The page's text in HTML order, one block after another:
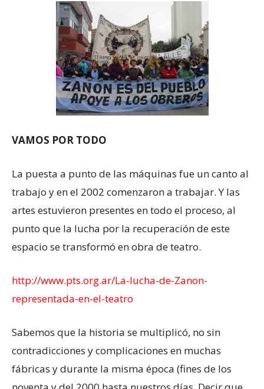
VAMOS POR TODO
La puesta a punto de las máquinas fue un canto al
trabajo y en el 2002 comenzaron a trabajar. Y las
artes estuvieron presentes en todo el proceso, al
punto que la lucha por la recuperación de este
espacio se transformó en obra de teatro.
http://www.pts.org.ar/La-lucha-de-Zanon-
representada-en-el-teatro
Sabemos que la historia se multiplicó, no sin
contradicciones y complicaciones en muchas
fábricas y durante la misma época (fines de los